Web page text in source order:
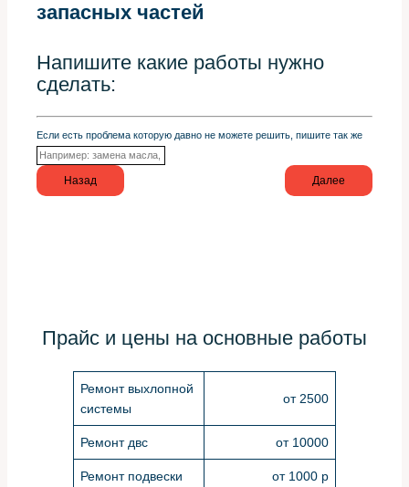
запасных частей
Напишите какие работы нужно
сделать:
Если есть проблема которую давно не можете решить, пишите так же
Назад Далее
Прайс и цены на основные работы
Ремонт выхлопной
системы
от 2500
Ремонт двс от 10000
Ремонт подвески от 1000 р